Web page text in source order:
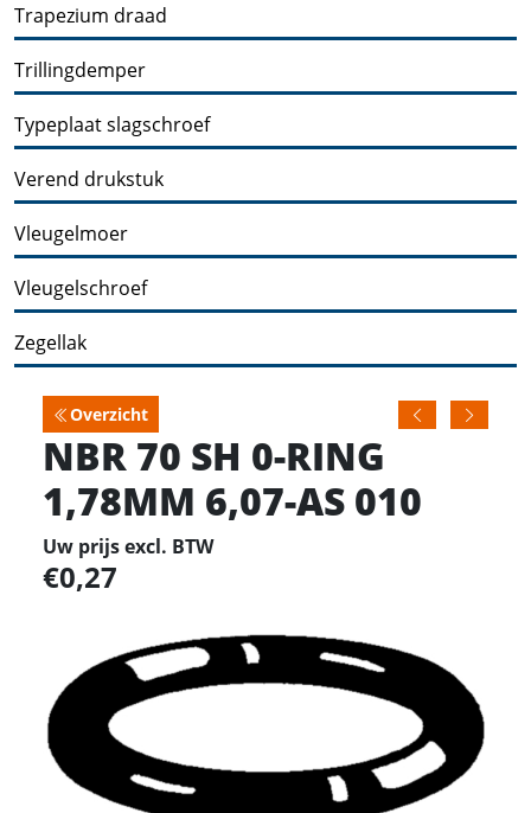
Trapezium draad
Trillingdemper
Typeplaat slagschroef
Verend drukstuk
Vleugelmoer
Vleugelschroef
Zegellak
Overzicht
NBR 70 SH 0-RING
1,78MM 6,07-AS 010
Uw prijs excl. BTW
0,27